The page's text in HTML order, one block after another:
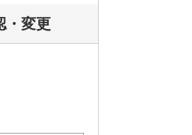
・変更